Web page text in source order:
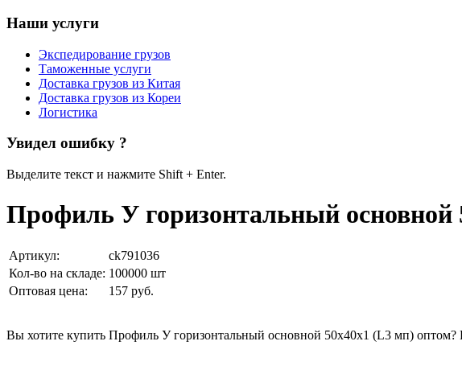
Наши услуги
Экспедирование грузов
Таможенные услуги
Доставка грузов из Китая
Доставка грузов из Кореи
Логистика
Увидел ошибку ?
Выделите текст и нажмите Shift + Enter.
Профиль У горизонтальный основной
Артикул:
ck791036
Кол-во на складе: 100000 шт
Оптовая цена:
157 руб.
Вы хотите купить Профиль У горизонтальный основной 50x40x1 (L3 мп)